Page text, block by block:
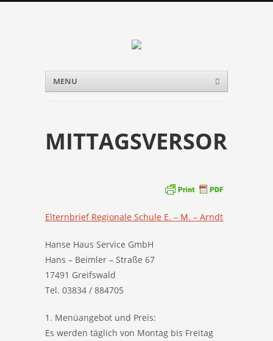
Menu
Skip to content
MENU
Elternbrief Regionale Schule E. – M. – Arndt
Hanse Haus Service GmbH
Hans – Beimler – Straße 67
17491 Greifswald
Tel. 03834 / 884705
1. Menüangebot und Preis:
Es werden täglich von Montag bis Freitag